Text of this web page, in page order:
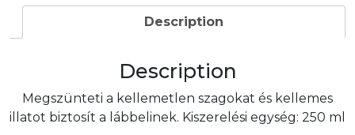
Description
Description
Megszünteti a kellemetlen szagokat és kellemes
illatot biztosít a lábbelinek. Kiszerelési egység: 250 ml